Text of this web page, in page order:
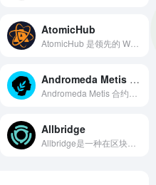
AtomicHub
Andromeda Metis 浏览器
Allbridge